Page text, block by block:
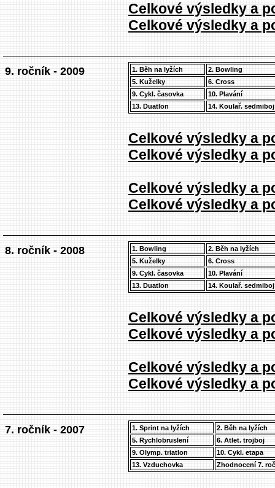
Celkové výsledky a
Celkové výsledky a
9. ročník - 2009 1. Běh na lyžích
2. Bowling
5. Kuželky
6. Cross
9. Cykl. časovka
10. Plavání
13. Duatlon
14. Koulař. sedmiboj
Celkové výsledky a
Celkové výsledky a
Celkové výsledky a
Celkové výsledky a
8. ročník - 2008 1. Bowling
2. Běh na lyžích
5. Kuželky
6. Cross
9. Cykl. časovka
10. Plavání
13. Duatlon
14. Koulař. sedmiboj
Celkové výsledky a
Celkové výsledky a
Celkové výsledky a
Celkové výsledky a
7. ročník - 2007 1. Sprint na lyžích
2. Běh na lyžích
5. Rychlobruslení
6. Atlet. trojboj
9. Olymp. triatlon
10. Cykl. etapa
13. Vzduchovka
Zhodnocení 7.